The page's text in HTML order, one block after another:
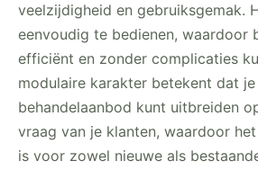
veelzijdigheid en gebruiksgemak.
eenvoudig te bedienen, waardoor
efficiënt en zonder complicaties
modulaire karakter betekent dat
behandelaanbod kunt uitbreiden
vraag van je klanten, waardoor
is voor zowel nieuwe als